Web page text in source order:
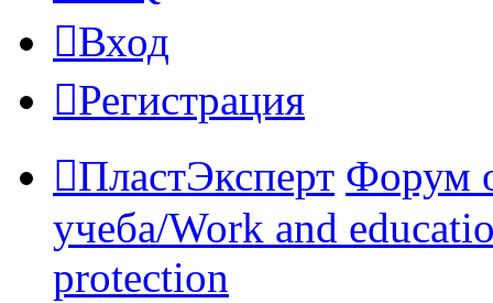
Вход
Регистрация
ПластЭксперт Форум
учеба/Work and
protection